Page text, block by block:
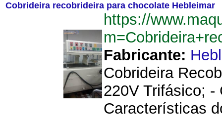
Cobrideira recobrideira para chocolate Hebleimar
https://
Fabricante:
Cobrideira
220V Trifásico; -
Características